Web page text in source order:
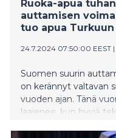
Ruoka-apua
auttamisen
tuo apua Turkuun
24.7.2024 07:50:00 EEST |
Suomen suurin
on kerännyt valtavan
vuoden ajan. Tänä
laajenee, kun hyviä